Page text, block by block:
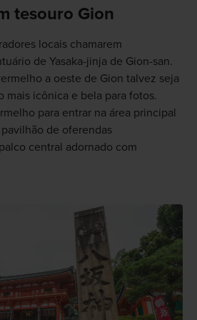
tesouro Gion
locais chamarem
de Yasaka-jinja de Gion-san.
a oeste de Gion talvez seja
mais icônica e bela para fotos.
para entrar na área principal
de oferendas
central adornado com